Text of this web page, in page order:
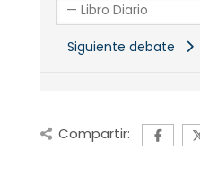
Siguiente debate
Compartir: